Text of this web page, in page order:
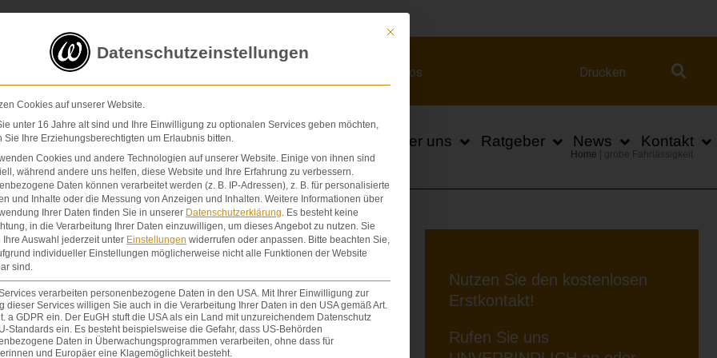
E-Mail Videos Drucken
& Schadensersatz Über uns Ratgeber News Kontakt
Home grobe Fahrlässigkeit
Schmerzensgeldbemessung bei grob
fahrlässigem Verhalten
Bei der Bemessung des Schmerzensgeldes in
Nutzen Sie den kostenlosen
Erstkontakt!
Rufen Sie uns
Mit diesem Button wird der Dialog geschlossen. Seine Funktionalität ist
Datenschutzeinstellungen
Cookies auf unserer Website.
unter 16 Jahre alt sind und Ihre Einwilligung zu optionalen Services geben möchten,
Sie Ihre Erziehungsberechtigten um Erlaubnis bitten.
Cookies und andere Technologien auf unserer Website. Einige von ihnen sind
während andere uns helfen, diese Website und Ihre Erfahrung zu verbessern.
Daten können verarbeitet werden (z. B. IP-Adressen), z. B. für personalisierte
und Inhalte oder die Messung von Anzeigen und Inhalten. Weitere Informationen über
Ihrer Daten finden Sie in unserer Datenschutzerklärung. Es besteht keine
in die Verarbeitung Ihrer Daten einzuwilligen, um dieses Angebot zu nutzen. Sie
Ihre Auswahl jederzeit unter Einstellungen widerrufen oder anpassen. Bitte beachten Sie,
individueller Einstellungen möglicherweise nicht alle Funktionen der Website
sind.
verarbeiten personenbezogene Daten in den USA. Mit Ihrer Einwilligung zur
dieser Services willigen Sie auch in die Verarbeitung Ihrer Daten in den USA gemäß Art.
a GDPR ein. Der EuGH stuft die USA als ein Land mit unzureichendem Datenschutz
Standards ein. Es besteht beispielsweise die Gefahr, dass US-Behörden
Daten in Überwachungsprogrammen verarbeiten, ohne dass für
und Europäer eine Klagemöglichkeit besteht.